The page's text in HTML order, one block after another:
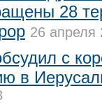
28
26 апреля
с
в